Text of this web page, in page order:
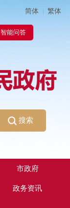
简体 | 繁体
智能问答
搜索
市政府
政务资讯